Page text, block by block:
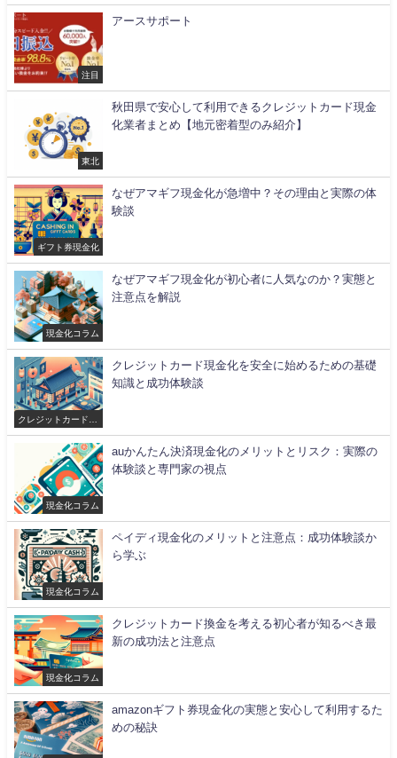
注目
アースサポート
東北
秋田県で安心して利用できるクレジットカード現金
化業者まとめ【地元密着型のみ紹介】
ギフト券現金化
なぜアマギフ現金化が急増中？その理由と実際の体
験談
現金化コラム
なぜアマギフ現金化が初心者に人気なのか？実態と
注意点を解説
クレジットカード現
金化
クレジットカード現金化を安全に始めるための基礎
知識と成功体験談
現金化コラム
auかんたん決済現金化のメリットとリスク：実際の
体験談と専門家の視点
現金化コラム
ペイディ現金化のメリットと注意点：成功体験談か
ら学ぶ
現金化コラム
クレジットカード換金を考える初心者が知るべき最
新の成功法と注意点
amazonギフト券現金化の実態と安心して利用するた
めの秘訣